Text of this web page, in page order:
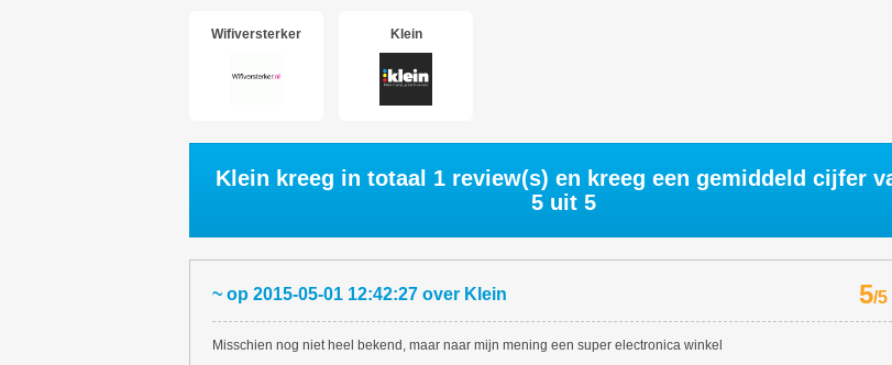
Wifiversterker Klein
Klein kreeg in totaal 1 review(s) en kreeg een gemiddeld cijfer
5 uit 5
~ op 2015-05-01 12:42:27 over Klein 5/5
Misschien nog niet heel bekend, maar naar mijn mening een super electronica winkel